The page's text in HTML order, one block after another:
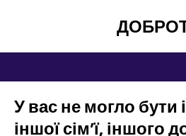
У вас не могло бути
іншої сім’ї, іншого